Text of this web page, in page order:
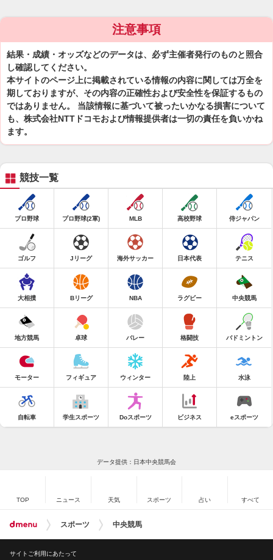
注意事項
結果・成績・オッズなどのデータは、必ず主催者発行のものと照合
し確認してください。
本サイトのページ上に掲載されている情報の内容に関しては万全を
期しておりますが、その内容の正確性および安全性を保証するもの
ではありません。 当該情報に基づいて被ったいかなる損害について
も、株式会社NTTドコモおよび情報提供者は一切の責任を負いかね
ます。
競技一覧
プロ野球 プロ野球(2軍) MLB 高校野球 侍ジャパン
ゴルフ Jリーグ 海外サッカー 日本代表 テニス
大相撲 Bリーグ NBA ラグビー 中央競馬
地方競馬 卓球 バレー 格闘技 バドミントン
モーター フィギュア ウィンター 陸上 水泳
自転車 学生スポーツ Doスポーツ ビジネス eスポーツ
データ提供：日本中央競馬会
TOP ニュース 天気 スポーツ 占い すべて
スポーツ 中央競馬
サイトご利用にあたって